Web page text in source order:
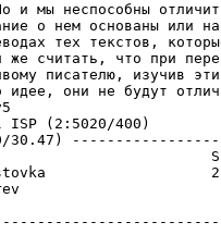
и мы неспособны
о нем основаны или на
тех текстов,
же считать, что при
писателю, изучив
они не будут
(2:5020/400)
30.47)